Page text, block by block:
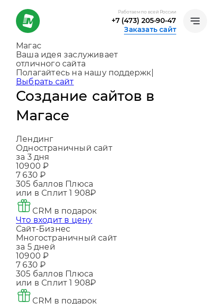
Работаем по всей России
+7 (473) 205-90-47
Заказать сайт
Магас
Ваша идея заслуживает
отличного сайта
Создаем, консультируем и помогаем
развива|
Выбрать сайт
Создание сайтов в
Магасе
Лендинг
Одностраничный сайт
за 3 дня
10900 ₽
7 630 ₽
305баллов Плюса
или в Сплит
CRM в подарок
Что входит в цену
Сайт-Бизнес
Многостраничный сайт
за 5 дней
10900 ₽
7 630 ₽
305баллов Плюса
или в Сплит